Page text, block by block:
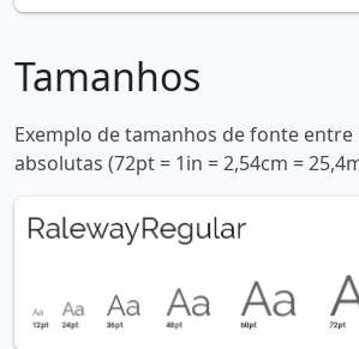
Tamanhos
Exemplo de tamanhos de fonte entre
absolutas (72pt = 1in = 2,54cm =